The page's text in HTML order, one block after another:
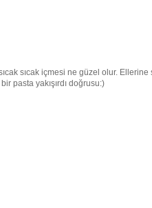
sıcak içmesi ne güzel olur.
pasta yakışırdı doğrusu:)